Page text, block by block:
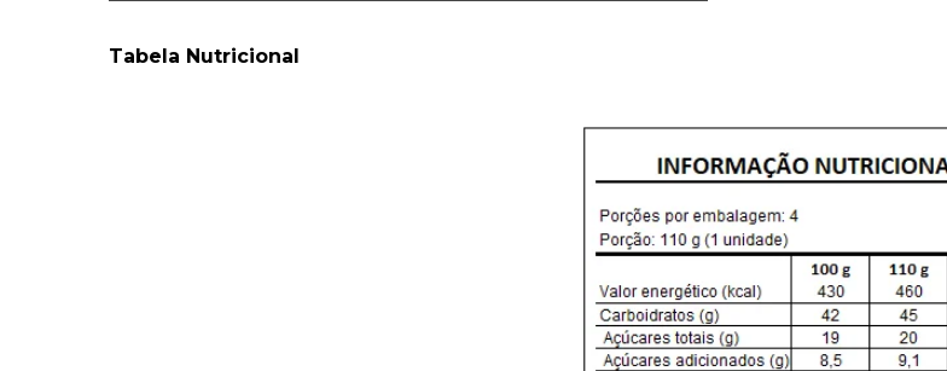
Tabela Nutricional